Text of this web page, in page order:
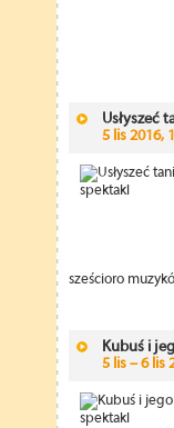
Usłyszeć
5 lis 2016,
sześcioro
Kubuś i
5 lis – 6 lis